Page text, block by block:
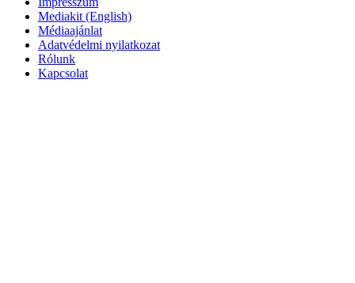
Mediakit (English)
Médiaajánlat
Adatvédelmi nyilatkozat
Rólunk
Kapcsolat